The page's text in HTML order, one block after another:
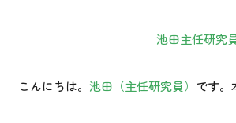
池田主任研究
こんにちは。 池田（主任研究員） です。